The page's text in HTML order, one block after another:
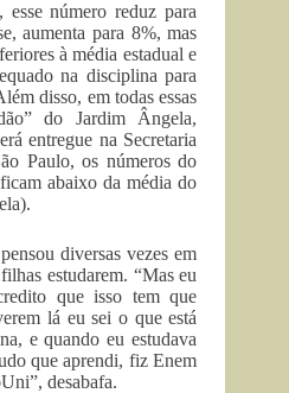
número reduz para
aumenta para 8%, mas
à média estadual e
na disciplina para
disso, em todas essas
do Jardim Ângela,
entregue na Secretaria
Paulo, os números do
abaixo da média do
diversas vezes em
estudarem. “Mas eu
que isso tem que
lá eu sei o que está
e quando eu estudava
que aprendi, fiz Enem
desabafa.